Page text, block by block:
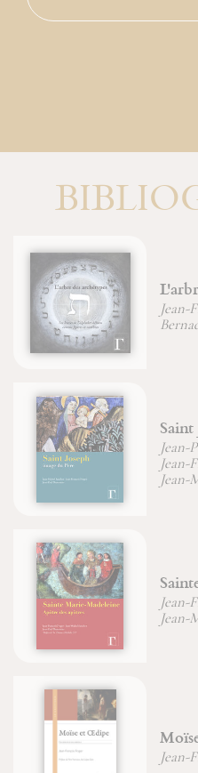
archétypes
Froger
image du Père
Froger
Sanchez
Madeleine
Froger
Sanchez
Froger